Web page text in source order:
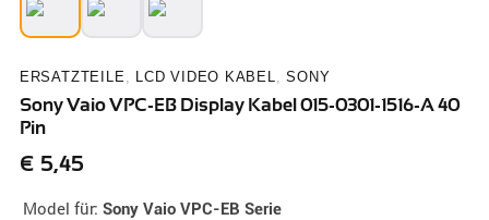
ERSATZTEILE, LCD VIDEO KABEL,SONY
Sony Vaio VPC-EB Display Kabel 015-0301-1516-A 40
Pin
€ 5,45
Model für: Sony Vaio VPC-EB Serie